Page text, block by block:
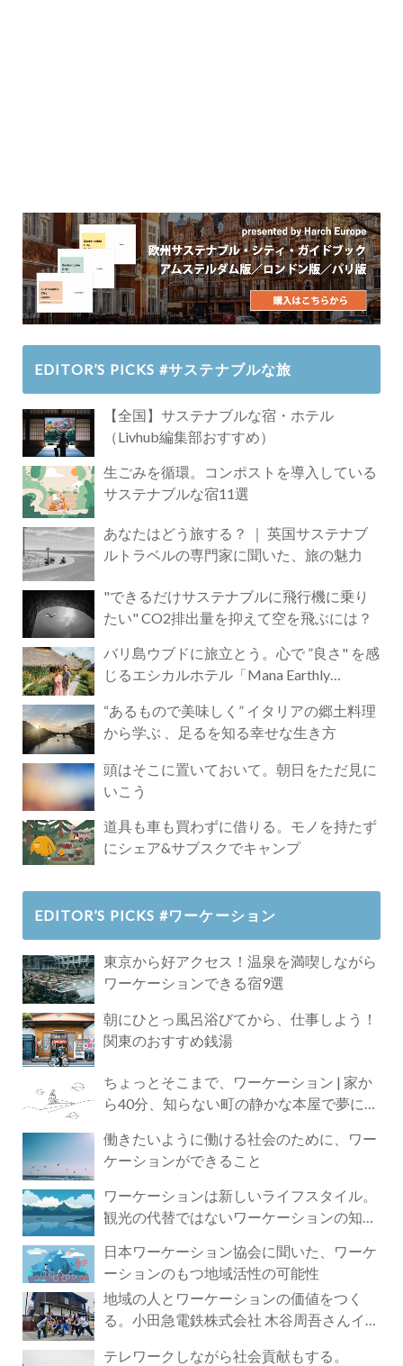
EDITOR’S PICKS #サステナブルな旅
【全国】サステナブルな宿・ホテル
（Livhub編集部おすすめ）
生ごみを循環。コンポストを導入している
サステナブルな宿11選
あなたはどう旅する？ ｜ 英国サステナブ
ルトラベルの専門家に聞いた、旅の魅力
"できるだけサステナブルに飛行機に乗り
たい" CO2排出量を抑えて空を飛ぶには？
バリ島ウブドに旅立とう。心で ”良さ" を感
じるエシカルホテル「Mana Earthly
“あるもので美味しく” イタリアの郷土料理
から学ぶ 、足るを知る幸せな生き方
頭はそこに置いておいて。朝日をただ見に
いこう
道具も車も買わずに借りる。モノを持たず
にシェア&サブスクでキャンプ
EDITOR’S PICKS #ワーケーション
東京から好アクセス！温泉を満喫しながら
ワーケーションできる宿9選
朝にひとっ風呂浴びてから、仕事しよう！
関東のおすすめ銭湯
ちょっとそこまで、ワーケーション | 家か
ら40分、知らない町の静かな本屋で夢に近
働きたいように働ける社会のために、ワー
ケーションができること
ワーケーションは新しいライフスタイル。
観光の代替ではないワーケーションの知ら
日本ワーケーション協会に聞いた、ワーケ
ーションのもつ地域活性の可能性
地域の人とワーケーションの価値をつく
る。小田急電鉄株式会社 木谷周吾さんイン
テレワークしながら社会貢献もする。